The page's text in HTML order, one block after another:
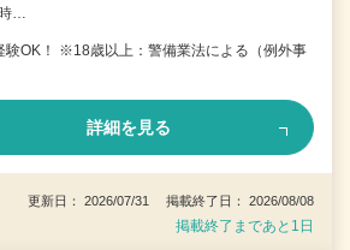
…
験OK！ ※18歳以上：警備業法による（例外事
詳細を見る
更新日： 2026/07/31 掲載終了日： 2026/08/08
掲載終了まであと1日